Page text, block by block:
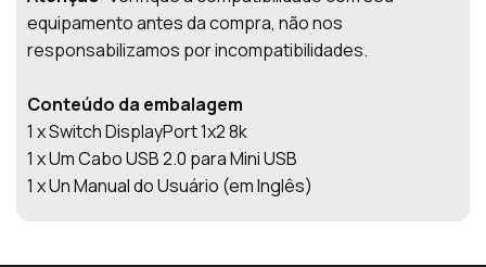
equipamento antes da compra, não nos
responsabilizamos por incompatibilidades.
Conteúdo da embalagem
1 x Switch DisplayPort 1x2 8k
1 x Um Cabo USB 2.0 para Mini USB
1 x Un Manual do Usuário (em Inglês)